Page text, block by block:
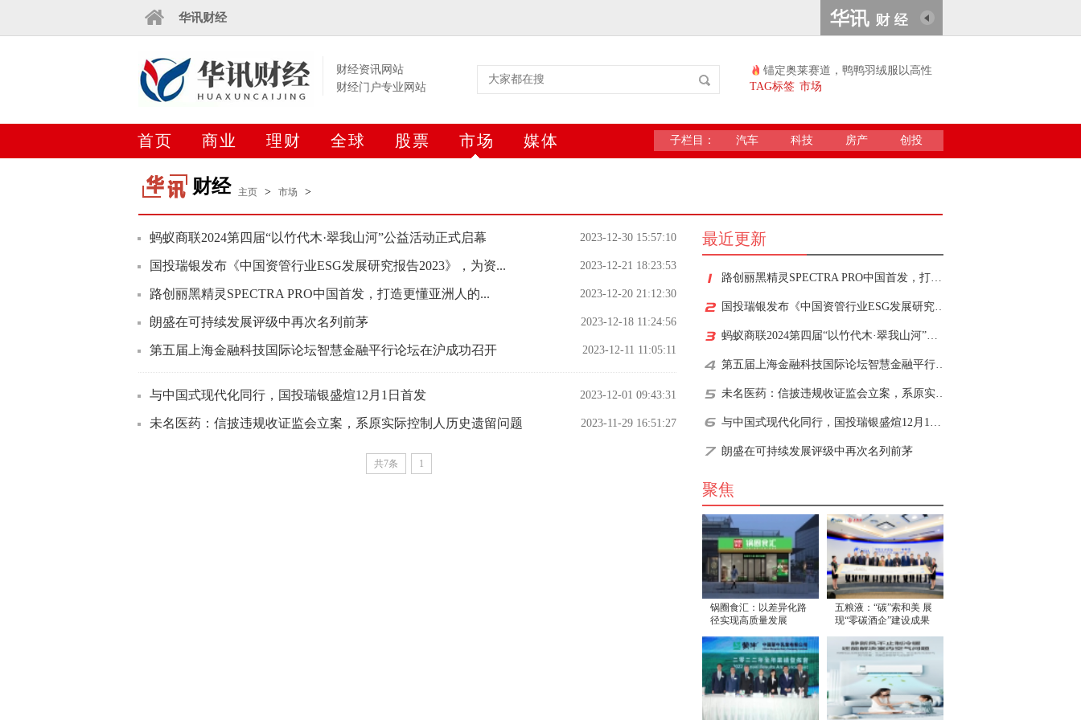
华讯财经
财经资讯网站
财经门户专业网站
锚定奥莱赛道，鸭鸭羽绒服以高性
价比续...
TAG标签 市场
首页 商业 理财 全球 股票 市场 媒体 子栏目： 汽车 科技 房产 创投
财经 主页 > 市场 >
蚂蚁商联2024第四届“以竹代木·翠我山河”公益活动正式启幕 2023-12-30 15:57:10
国投瑞银发布《中国资管行业ESG发展研究报告2023》，为资... 2023-12-21 18:23:53
路创丽黑精灵SPECTRA PRO中国首发，打造更懂亚洲人的... 2023-12-20 21:12:30
朗盛在可持续发展评级中再次名列前茅 2023-12-18 11:24:56
第五届上海金融科技国际论坛智慧金融平行论坛在沪成功召开 2023-12-11 11:05:11
与中国式现代化同行，国投瑞银盛煊12月1日首发 2023-12-01 09:43:31
未名医药：信披违规收证监会立案，系原实际控制人历史遗留问题 2023-11-29 16:51:27
共7条 1
最近更新
路创丽黑精灵SPECTRA PRO中国首发，打造更懂亚洲人的激光
国投瑞银发布《中国资管行业ESG发展研究报告2023》，为资管行业ESG投资提供借鉴
蚂蚁商联2024第四届“以竹代木·翠我山河”公益活动正式启幕
第五届上海金融科技国际论坛智慧金融平行论坛在沪成功召开
未名医药：信披违规收证监会立案，系原实际控制人历史遗留问题
与中国式现代化同行，国投瑞银盛煊12月1日首发
朗盛在可持续发展评级中再次名列前茅
聚焦
锅圈食汇：以差异化路
径实现高质量发展
五粮液：“碳”索和美 展
现“零碳酒企”建设成果